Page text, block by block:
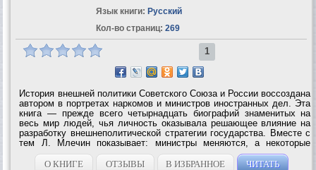
Язык книги: Русский
Кол-во страниц: 269
1
История внешней политики Советского Союза и России воссоздана
автором в портретах наркомов и министров иностранных дел. Эта
книга — прежде всего четырнадцать биографий знаменитых на
весь мир людей, чья личность оказывала решающее влияние на
разработку внешнеполитической стратегии государства. Вместе с
тем Л. Млечин показывает: министры меняются, а некоторые
традиции дипломатии, заложенные сразу после революции,
сохраняются. ...
О КНИГЕ ОТЗЫВЫ В ИЗБРАННОЕ ЧИТАТЬ